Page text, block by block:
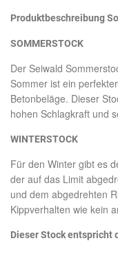
Produktbeschreibung
SOMMERSTOCK
Der Seiwald
Sommer ist ein
Betonbeläge. Dieser
hohen Schlagkraft und
WINTERSTOCK
Für den Winter gibt es
der auf das Limit
und dem abgedrehten
Kippverhalten wie kein
Dieser Stock entspricht